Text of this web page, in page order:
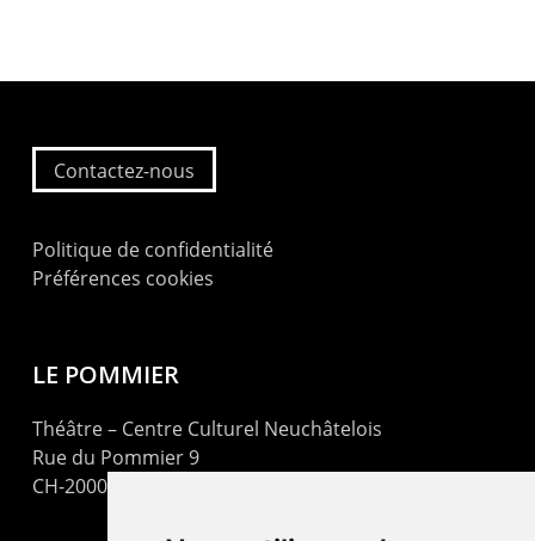
Contactez-nous
Politique de confidentialité
Préférences cookies
LE POMMIER
Théâtre – Centre Culturel Neuchâtelois
Rue du Pommier 9
CH-2000 Neuchâtel